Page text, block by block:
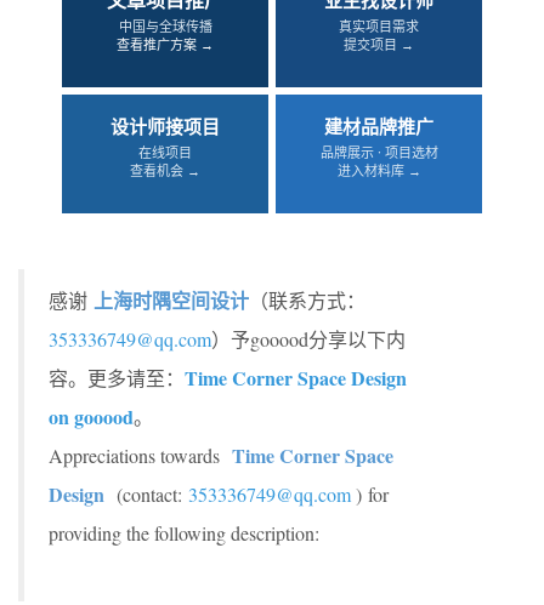
中国与全球传播
查看推广方案 →
真实项目需求
提交项目 →
设计师接项目
在线项目
查看机会 →
建材品牌推广
品牌展示 · 项目选材
进入材料库 →
感谢 上海时隅空间设计 （联系方式：
353336749@qq.com）予gooood分享以下内
容。更多请至： Time Corner Space Design
on gooood。
Appreciations towards Time Corner Space
Design (contact: 353336749@qq.com) for
providing the following description: